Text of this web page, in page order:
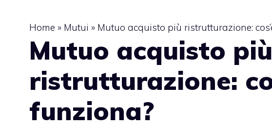
Home » Mutui » Mutuo acquisto più ristrutturazione:
Mutuo acquisto più
ristrutturazione:
funziona?